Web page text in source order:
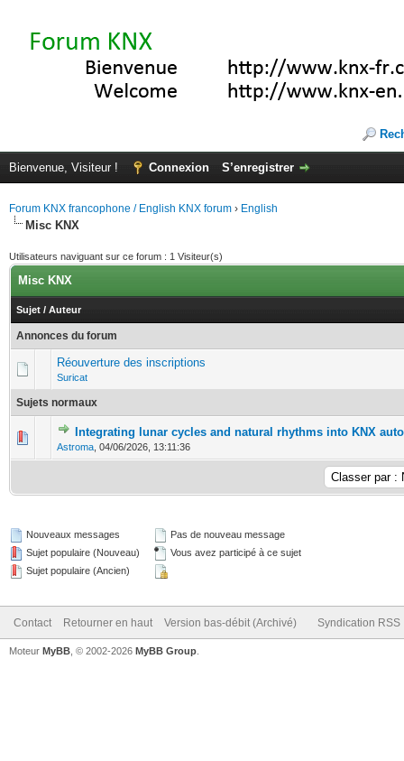
Bienvenue, Visiteur ! Connexion S’enregistrer
Forum KNX francophone / English KNX forum › English
Misc KNX
Utilisateurs naviguant sur ce forum : 1 Visiteur(s)
Misc KNX
Sujet / Auteur
Annonces du forum
Réouverture des inscriptions
Suricat
Sujets normaux
Integrating lunar cycles and natural rhythms into KNX
Astroma 04/06/2026, 13:11:36
0 Votes - 0 sur 5 en moyenne
12345
Nouveaux messages
Sujet populaire (Nouveau)
Sujet populaire (Ancien)
Pas de nouveau message
Vous avez participé à ce sujet
Contact Retourner en haut Version bas-débit (Archivé) Syndication RSS
Moteur MyBB , © 2002-2026 MyBB Group